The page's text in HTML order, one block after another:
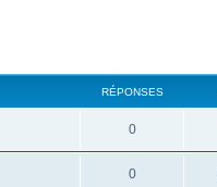
RÉPONSES
0
0